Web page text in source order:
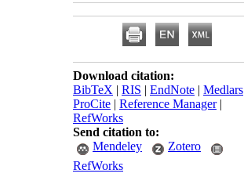
Download citation:
BibTeX | RIS | EndNote | Medlars
ProCite | Reference Manager|
RefWorks
Send citation to:
Mendeley
Zotero
RefWorks